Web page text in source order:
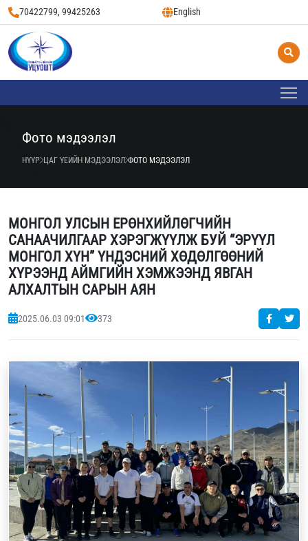
70422799, 99425263 English
Фото мэдээлэл
НҮҮР ЦАГ ҮЕИЙН МЭДЭЭЛЭЛ ФОТО МЭДЭЭЛЭЛ
МОНГОЛ УЛСЫН ЕРӨНХИЙЛӨГЧИЙН
САНААЧИЛГААР ХЭРЭГЖҮҮЛЖ БУЙ “ЭРҮҮЛ
МОНГОЛ ХҮН” ҮНДЭСНИЙ ХӨДӨЛГӨӨНИЙ
ХҮРЭЭНД АЙМГИЙН ХЭМЖЭЭНД ЯВГАН
АЛХАЛТЫН САРЫН АЯН
2025.06.03 09:01 373